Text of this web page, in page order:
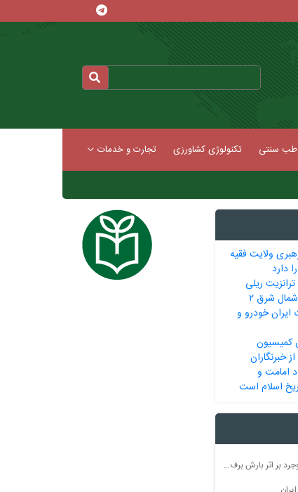
طب سنتی تکنولوژی کشاورزی تجارت و خدمات
ولایت فقیه
دارد
ترانزیت ریلی
شرق ۲
خودرو و
کمیسیون
خبرنگاران
امامت و
اسلام است
راه ارتباطی ۵۰ روستای بروجرد بر اثر بارش برف مسدود شد